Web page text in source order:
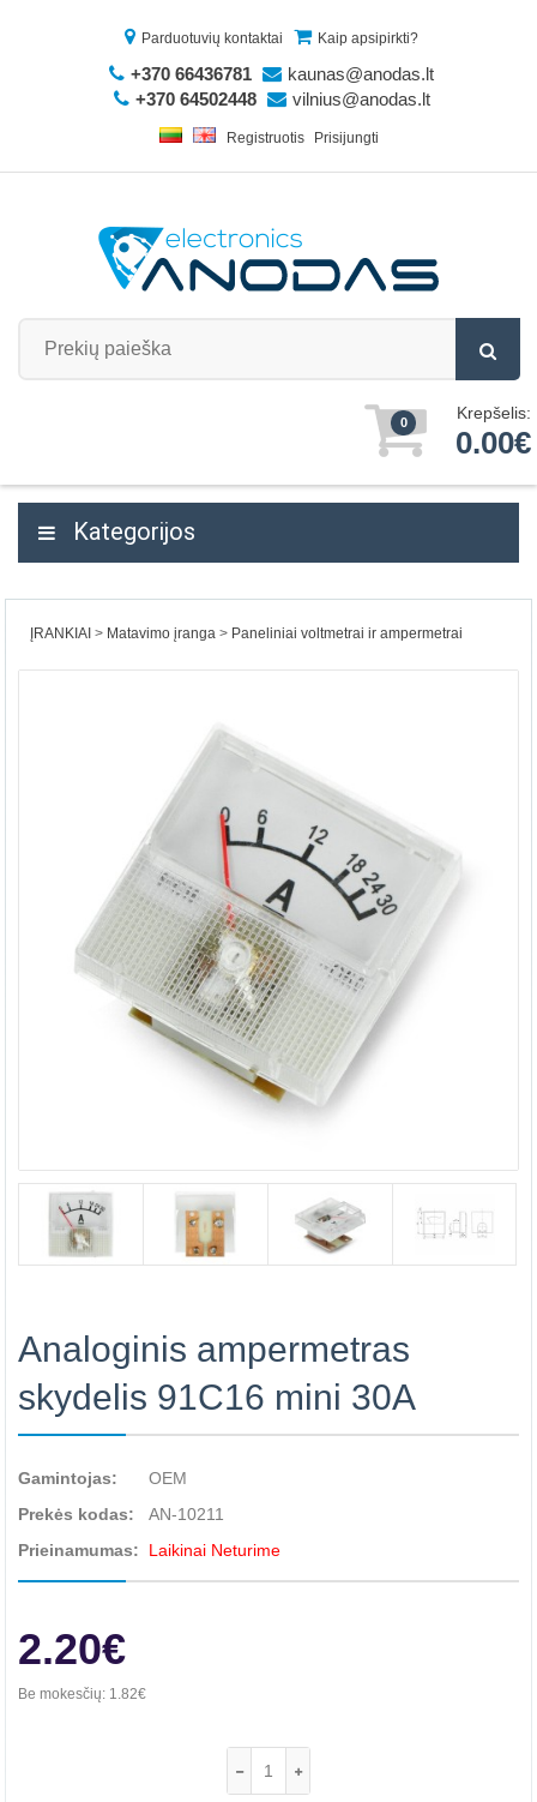
Parduotuvių kontaktai Kaip apsipirkti?
+370 66436781
kaunas@anodas.lt
+370 64502448
vilnius@anodas.lt
Registruotis Prisijungti
0 Krepšelis:
0.00€
Kategorijos
ĮRANKIAI Matavimo įranga Paneliniai voltmetrai ir ampermetrai
Analoginis ampermetras
skydelis 91C16 mini 30A
Gamintojas:
OEM
Prekės kodas:
AN-10211
Prieinamumas:
Laikinai Neturime
2.20€
Be mokesčių: 1.82€